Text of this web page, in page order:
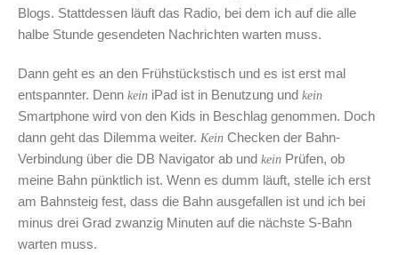
Blogs. Stattdessen läuft das Radio, bei dem ich auf die alle
halbe Stunde gesendeten Nachrichten warten muss.
Dann geht es an den Frühstückstisch und es ist erst mal
entspannter. Denn kein iPad ist in Benutzung und kein
Smartphone wird von den Kids in Beschlag genommen. Doch
dann geht das Dilemma weiter. Kein Checken der Bahn-
Verbindung über die DB Navigator ab und kein Prüfen, ob
meine Bahn pünktlich ist. Wenn es dumm läuft, stelle ich erst
am Bahnsteig fest, dass die Bahn ausgefallen ist und ich bei
minus drei Grad zwanzig Minuten auf die nächste S-Bahn
warten muss.